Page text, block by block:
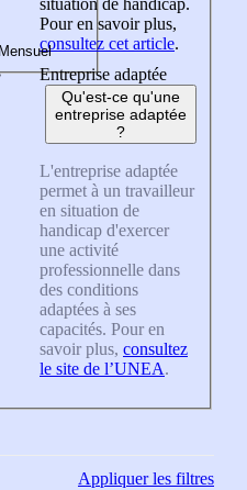
Pour en savoir plus,
consultez cet article.
Entreprise adaptée
Qu'est-ce qu'une
entreprise adaptée
?
L'entreprise adaptée
permet à un travailleur
en situation de
handicap d'exercer
une activité
professionnelle dans
des conditions
adaptées à ses
capacités. Pour en
savoir plus, consultez
le site de l’UNEA.
Appliquerles filtres